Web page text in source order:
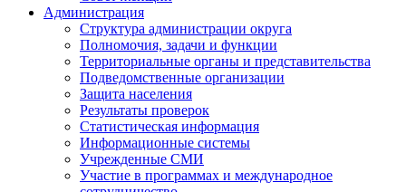
Администрация
Структура администрации округа
Полномочия, задачи и функции
Территориальные органы и представительства
Подведомственные организации
Защита населения
Результаты проверок
Статистическая информация
Информационные системы
Учрежденные СМИ
Участие в программах и международное